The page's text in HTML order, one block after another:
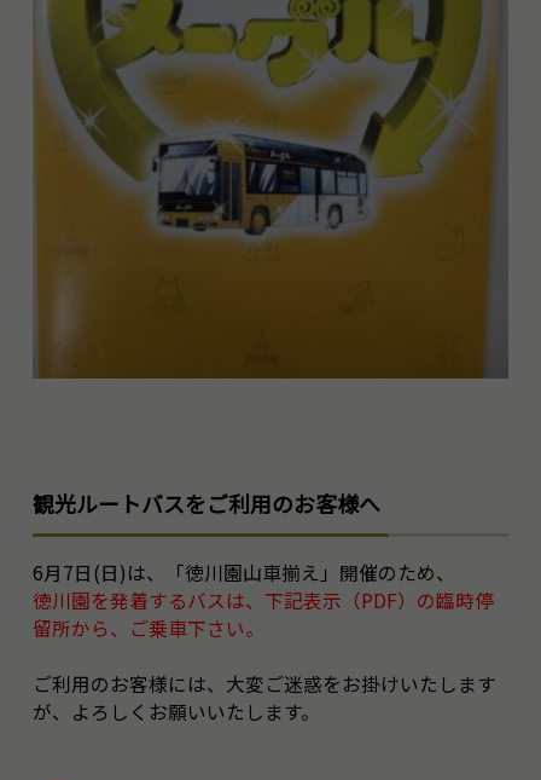
観光ルートバスをご利用のお客様へ
6月7日(日)は、「徳川園山車揃え」開催のため、
徳川園を発着するバスは、下記表示（PDF）の臨時停
留所から、ご乗車下さい。
ご利用のお客様には、大変ご迷惑をお掛けいたします
が、よろしくお願いいたします。